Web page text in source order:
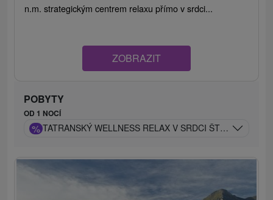
n.m. strategickým centrem relaxu přímo v srdci...
ZOBRAZIT
POBYTY
OD 1 NOCÍ
% TATRANSKÝ WELLNESS RELAX V SRDCI ŠTRBSKÉHO